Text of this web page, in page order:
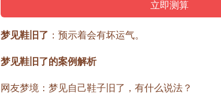
梦见鞋旧了 ：预示着会有坏运气。
梦见鞋旧了的案例解析
网友梦境：梦见自己鞋子旧了，有什么说法？